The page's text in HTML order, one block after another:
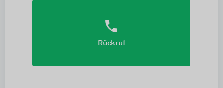
phone
Rückruf